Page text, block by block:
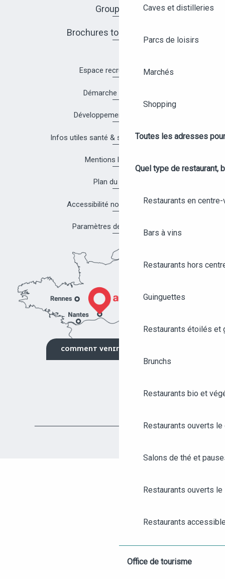
ANGERS CITY PASS
BILLETTERIE
Caves et distilleries
Parcs de loisirs
Marchés
Shopping
Toutes les adresses
Quel type de restaurant,
Restaurants en
Bars à vins
Restaurants hors
Guinguettes
Restaurants étoilés et
Brunchs
Restaurants bio et
Restaurants ouverts le
Salons de thé et
Restaurants ouverts le
Restaurants
Office de tourisme
Groupes
Brochures touristiques
Espace recrutement
Démarche Qualité
Développement durable
Infos utiles santé & sécurité à Angers
Mentions légales
Plan du site
Accessibilité non conforme
Paramètres des cookies
COMMENT VENIR ?